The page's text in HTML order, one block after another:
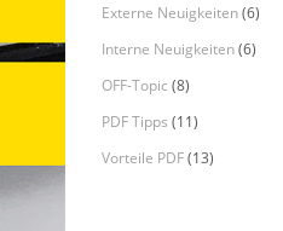
Externe Neuigkeiten(6)
Interne Neuigkeiten(6)
OFF-Topic (8)
PDF Tipps (11)
Vorteile PDF(13)